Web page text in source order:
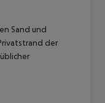
Sand und
der